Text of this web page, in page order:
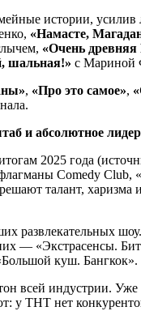
истории,
«Намасте,
«Очень древняя
шальная!» с Мариной
, «Про это самое»,
и абсолютное
2025 года
Comedy
талант,
развлекательных
— «Экстрасенсы.
куш. Бангкок».
всей индустрии.
у ТНТ нет